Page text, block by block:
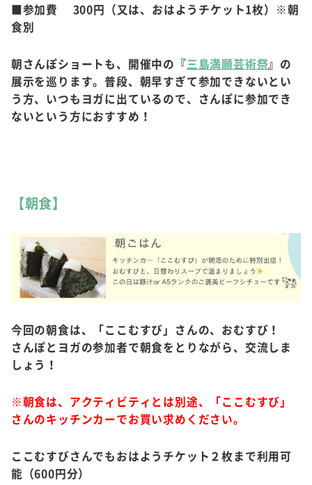
■参加費 300円（又は、おはようチケット1枚）※朝
食別
朝さんぽショートも、開催中の『三島満願芸術祭』の
展示を巡ります。普段、朝早すぎて参加できないとい
う方、いつもヨガに出ているので、さんぽに参加でき
ないという方におすすめ！
【朝食】​
今回の朝食は、「ここむすび」さんの、おむすび！
さんぽとヨガの参加者で朝食をとりながら、交流しま
しょう！
※朝食は、アクティビティとは別途、「ここむすび」
さんのキッチンカーでお買い求めください。
ここむすびさんでもおはようチケット２枚まで利用可
能（600円分）